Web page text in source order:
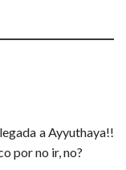
a Ayyuthaya!!
por no ir, no?